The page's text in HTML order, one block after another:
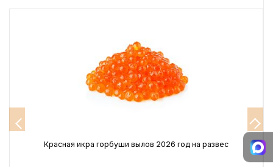
Красная икра горбуши вылов 2026 год на развес